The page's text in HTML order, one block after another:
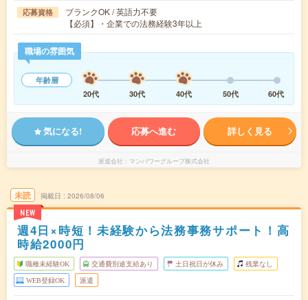
応募資格
ブランクOK / 英語力不要
【必須】・企業での法務経験3年以上
職場の雰囲気
年齢層
20代
30代 40代 50代 60代
気になる! 応募へ進む 詳しく見る
派遣会社 マンパワーグループ株式会社
未読
NEW
掲載日 2026/08/06
週4日×時短！未経験から法務事務サポート！高
時給2000円
職種未経験OK 交通費別途支給あり 土日祝日が休み 残業なし
WEB登録OK 派遣